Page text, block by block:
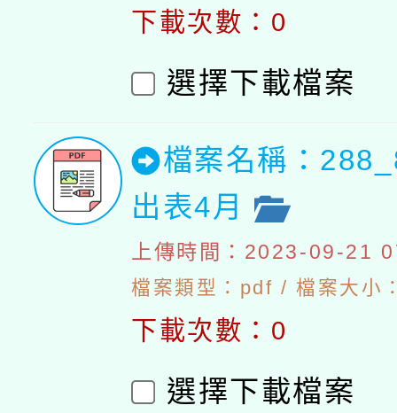
下載次數：0
選擇下載檔案
檔案名稱：
出表4月
上傳時間：2023-09-21
檔案類型：pdf / 檔案大小
下載次數：0
選擇下載檔案